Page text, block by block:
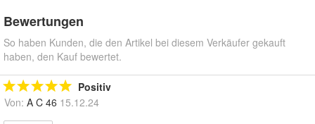
Bewertungen
So haben Kunden, die den Artikel bei diesem Verkäufer gekauft
haben, den Kauf bewertet.
Positiv
Von: A C 46 15.12.24